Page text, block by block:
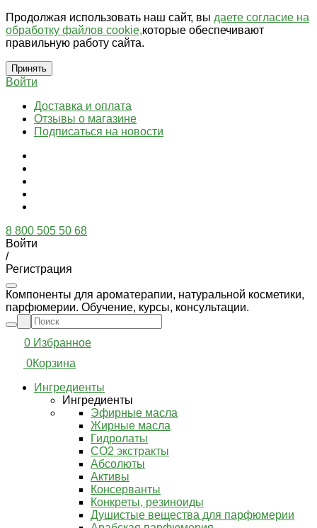
Продолжая использовать наш сайт, вы даете согласие на
обработку файлов cookie,которые обеспечивают
правильную работу сайта.
Принять
Войти
Доставка и оплата
Отзывы о магазине
Подписаться на новости
8 800 505 50 68
Войти
/
Регистрация
Компоненты для ароматерапии, натуральной косметики,
парфюмерии. Обучение, курсы, консультации.
0 Избранное
0Корзина
Ингредиенты
Ингредиенты
Эфирные масла
Жирные масла
Гидролаты
СО2 экстракты
Абсолюты
Активы
Консерванты
Конкреты, резиноиды
Душистые вещества для парфюмерии